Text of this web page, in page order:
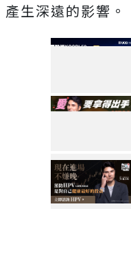
產生深遠的影響。